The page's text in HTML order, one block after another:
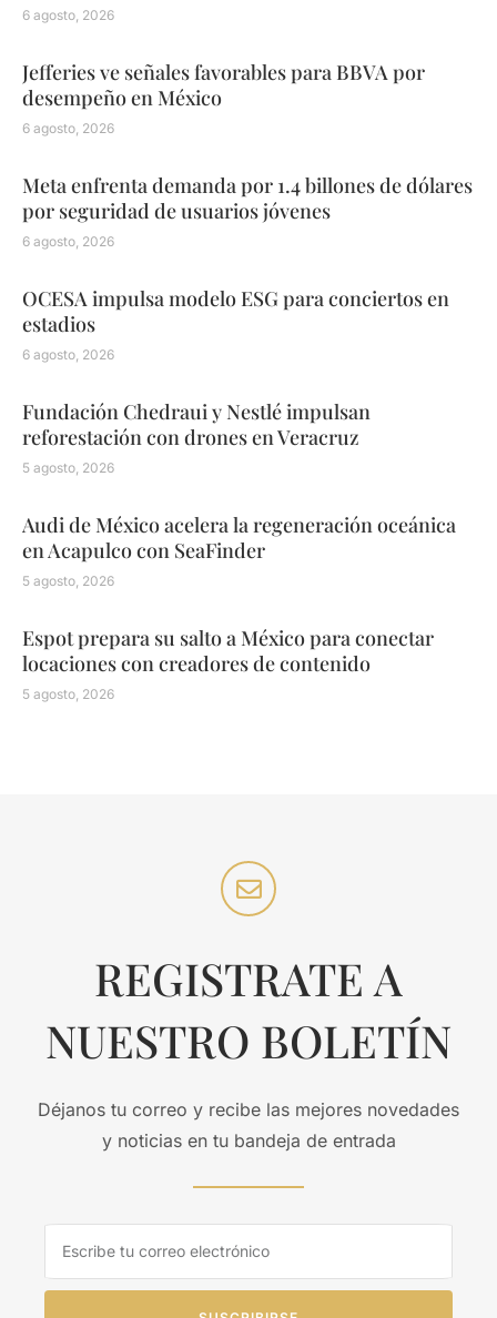
6 agosto, 2026
Jefferies ve señales favorables para BBVA por
desempeño en México
6 agosto, 2026
Meta enfrenta demanda por 1.4 billones de dólares
por seguridad de usuarios jóvenes
6 agosto, 2026
OCESA impulsa modelo ESG para conciertos en
estadios
6 agosto, 2026
Fundación Chedraui y Nestlé impulsan
reforestación con drones en Veracruz
5 agosto, 2026
Audi de México acelera la regeneración oceánica
en Acapulco con SeaFinder
5 agosto, 2026
Espot prepara su salto a México para conectar
locaciones con creadores de contenido
5 agosto, 2026
REGISTRATE A
NUESTRO BOLETÍN
Déjanos tu correo y recibe las mejores novedades
y noticias en tu bandeja de entrada